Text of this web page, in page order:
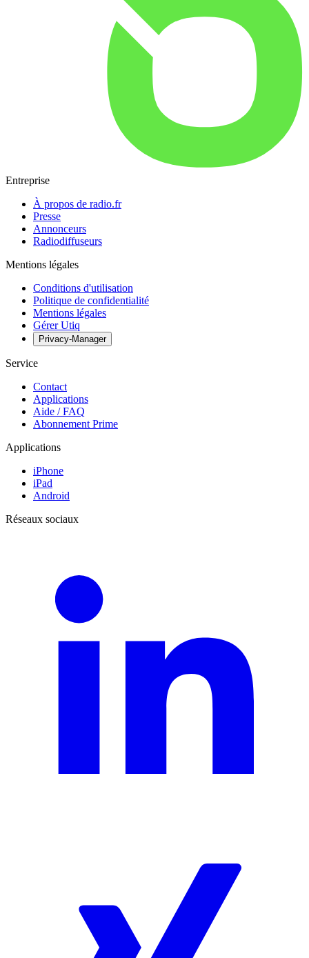
Entreprise
À propos de radio.fr
Presse
Annonceurs
Radiodiffuseurs
Mentions légales
Conditions d'utilisation
Politique de confidentialité
Mentions légales
Gérer Utiq
Privacy-Manager
Service
Contact
Applications
Aide / FAQ
Abonnement Prime
Applications
iPhone
iPad
Android
Réseaux sociaux